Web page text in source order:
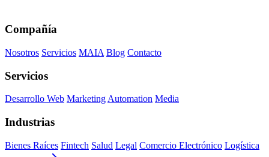
Compañía
Nosotros Servicios MAIA Blog Contacto
Servicios
Desarrollo Web MarketingAutomation Media
Industrias
Bienes Raíces Fintech Salud Legal Comercio Electrónico Logística